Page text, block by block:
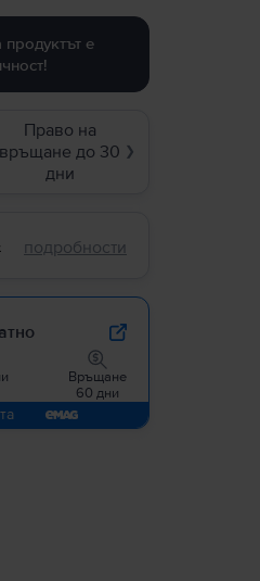
е
Право на
връщане до 30
дни
❯
подробности
Връщане
60 дни